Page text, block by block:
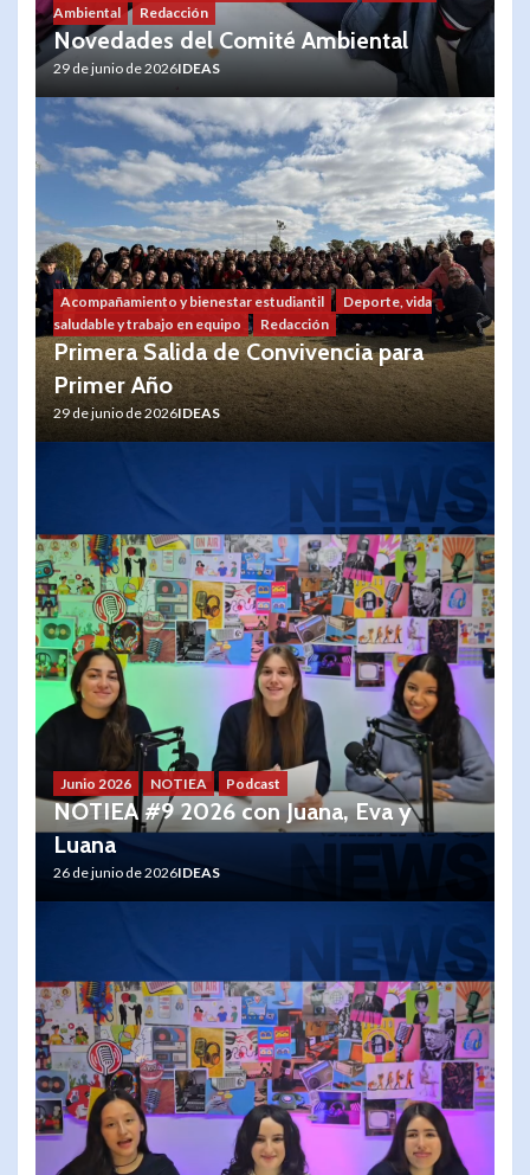
Ambiental
Redacción
Novedades del Comité Ambiental
29 de junio de 2026IDEAS
Acompañamiento y bienestar estudiantil
Deporte, vida
saludable y trabajo en equipo
Redacción
Primera Salida de Convivencia para
Primer Año
29 de junio de 2026IDEAS
Junio 2026 NOTIEA Podcast
NOTIEA #9 2026 con Juana, Eva y
Luana
26 de junio de 2026IDEAS